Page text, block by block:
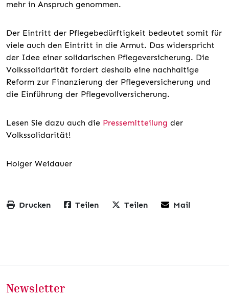
mehr in Anspruch genommen.
Der Eintritt der Pflegebedürftigkeit bedeutet somit für
viele auch den Eintritt in die Armut. Das widerspricht
der Idee einer solidarischen Pflegeversicherung. Die
Volkssolidarität fordert deshalb eine nachhaltige
Reform zur Finanzierung der Pflegeversicherung und
die Einführung der Pflegevollversicherung.
Lesen Sie dazu auch die Pressemitteilung der
Volkssolidarität!
Holger Weidauer
Drucken Teilen Teilen Mail
Newsletter